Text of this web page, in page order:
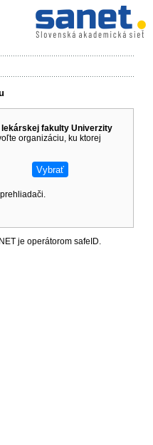
lekárskej fakulty Univerzity
organizáciu, ku ktorej
je operátorom safeID.